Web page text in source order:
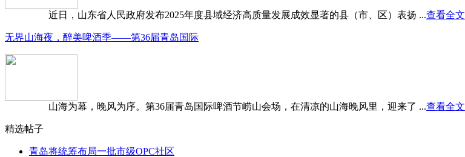
近日，山东省人民政府发布2025年度县域经济高质量发展成效显著的县（市、区）表扬 ...查看全文
无界山海夜，醉美啤酒季——第36届青岛国际
山海为幕，晚风为序。第36届青岛国际啤酒节崂山会场，在清凉的山海晚风里，迎来了 ...查看全文
精选帖子
青岛将统筹布局一批市级OPC社区